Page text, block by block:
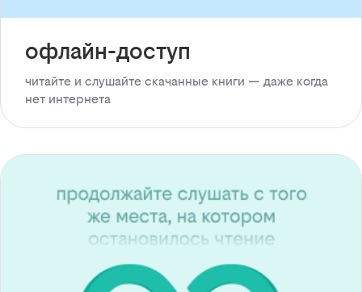
офлайн-доступ
читайте и слушайте скачанные книги — даже когда
нет интернета